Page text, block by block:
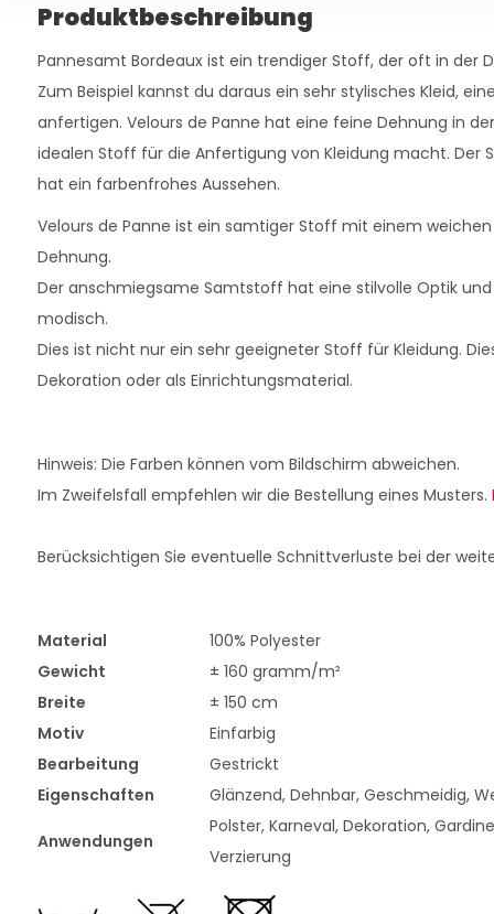
Produktbeschreibung
Pannesamt Bordeaux ist ein trendiger Stoff, der oft in der
Zum Beispiel kannst du daraus ein sehr stylisches Kleid,
anfertigen. Velours de Panne hat eine feine Dehnung in
idealen Stoff für die Anfertigung von Kleidung macht. Der
hat ein farbenfrohes Aussehen.
Velours de Panne ist ein samtiger Stoff mit einem
Dehnung.
Der anschmiegsame Samtstoff hat eine stilvolle Optik
modisch.
Dies ist nicht nur ein sehr geeigneter Stoff für Kleidung.
Dekoration oder als Einrichtungsmaterial.
Hinweis: Die Farben können vom Bildschirm abweichen.
Im Zweifelsfall empfehlen wir die Bestellung eines Musters.
Berücksichtigen Sie eventuelle Schnittverluste bei der
Material
100% Polyester
Gewicht
± 160 gramm/m²
Breite
± 150 cm
Motiv
Einfarbig
Bearbeitung
Gestrickt
Eigenschaften
Glänzend, Dehnbar, Geschmeidig,
Anwendungen
Polster, Karneval, Dekoration,
Verzierung